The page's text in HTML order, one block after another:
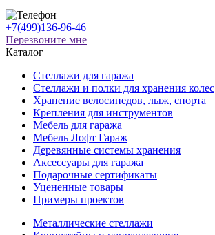
+7(499)136-96-46
Перезвоните мне
Каталог
Стеллажи для гаража
Стеллажи и полки для хранения колес
Хранение велосипедов, лыж, спорта
Крепления для инструментов
Мебель для гаража
Мебель Лофт Гараж
Деревянные системы хранения
Аксессуары для гаража
Подарочные сертификаты
Уцененные товары
Примеры проектов
Металлические стеллажи